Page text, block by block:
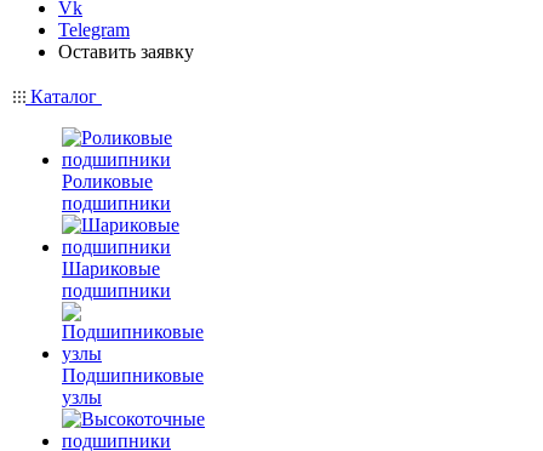
Vk
Telegram
Оставить заявку
Каталог
Роликовые
подшипники
Шариковые
подшипники
Подшипниковые
узлы